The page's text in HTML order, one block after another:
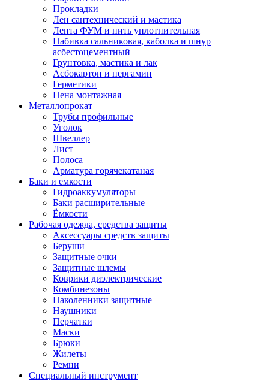
Прокладки
Лен сантехнический и мастика
Лента ФУМ и нить уплотнительная
Набивка сальниковая, каболка и шнур
асбестоцементный
Грунтовка, мастика и лак
Асбокартон и пергамин
Герметики
Пена монтажная
Металлопрокат
Трубы профильные
Уголок
Швеллер
Лист
Полоса
Арматура горячекатаная
Баки и емкости
Гидроаккумуляторы
Баки расширительные
Ёмкости
Рабочая одежда, средства защиты
Аксессуары средств защиты
Беруши
Защитные очки
Защитные шлемы
Коврики диэлектрические
Комбинезоны
Наколенники защитные
Наушники
Перчатки
Маски
Брюки
Жилеты
Ремни
Специальный инструмент